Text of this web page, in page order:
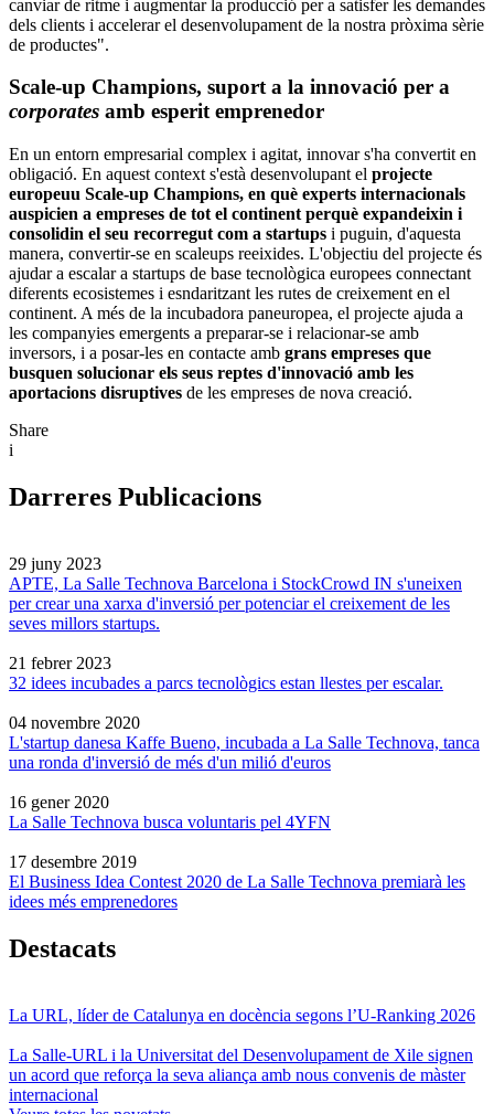
canviar de ritme i augmentar la producció per a satisfer les demandes
dels clients i accelerar el desenvolupament de la nostra pròxima sèrie
de productes".
Scale-up Champions, suport a la innovació per a
corporates amb esperit emprenedor
En un entorn empresarial complex i agitat, innovar s'ha convertit en
obligació. En aquest context s'està desenvolupant el projecte
europeuu Scale-up Champions, en què experts internacionals
auspicien a empreses de tot el continent perquè expandeixin i
consolidin el seu recorregut com a startups i puguin, d'aquesta
manera, convertir-se en scaleups reeixides. L'objectiu del projecte és
ajudar a escalar a startups de base tecnològica europees connectant
diferents ecosistemes i esndaritzant les rutes de creixement en el
continent. A més de la incubadora paneuropea, el projecte ajuda a
les companyies emergents a preparar-se i relacionar-se amb
inversors, i a posar-les en contacte amb grans empreses que
busquen solucionar els seus reptes d'innovació amb les
aportacions disruptives de les empreses de nova creació.
Share
i
Darreres Publicacions
29 juny 2023
APTE, La Salle Technova Barcelona i StockCrowd IN s'uneixen
per crear una xarxa d'inversió per potenciar el creixement de les
seves millors startups.
21 febrer 2023
32 idees incubades a parcs tecnològics estan llestes per escalar.
04 novembre 2020
L'startup danesa Kaffe Bueno, incubada a La Salle Technova, tanca
una ronda d'inversió de més d'un milió d'euros
16 gener 2020
La Salle Technova busca voluntaris pel 4YFN
17 desembre 2019
El Business Idea Contest 2020 de La Salle Technova premiarà les
idees més emprenedores
Destacats
La URL, líder de Catalunya en docència segons l’U-Ranking 2026
La Salle-URL i la Universitat del Desenvolupament de Xile signen
un acord que reforça la seva aliança amb nous convenis de màster
internacional